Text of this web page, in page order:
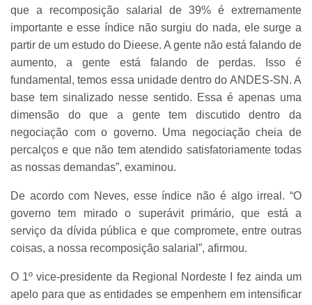
que a recomposição salarial de 39% é extremamente
importante e esse índice não surgiu do nada, ele surge a
partir de um estudo do Dieese. A gente não está falando de
aumento, a gente está falando de perdas. Isso é
fundamental, temos essa unidade dentro do ANDES-SN. A
base tem sinalizado nesse sentido. Essa é apenas uma
dimensão do que a gente tem discutido dentro da
negociação com o governo. Uma negociação cheia de
percalços e que não tem atendido satisfatoriamente todas
as nossas demandas”, examinou.
De acordo com Neves, esse índice não é algo irreal. “O
governo tem mirado o superávit primário, que está a
serviço da dívida pública e que compromete, entre outras
coisas, a nossa recomposição salarial”, afirmou.
O 1º vice-presidente da Regional Nordeste I fez ainda um
apelo para que as entidades se empenhem em intensificar